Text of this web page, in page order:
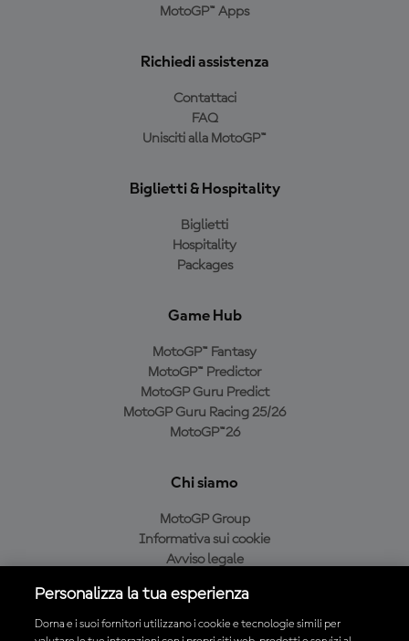
MotoGP™ Apps
Richiedi assistenza
Contattaci
FAQ
Unisciti alla MotoGP™
Biglietti & Hospitality
Biglietti
Hospitality
Packages
Game Hub
MotoGP™ Fantasy
MotoGP™ Predictor
MotoGP Guru Predict
MotoGP Guru Racing 25/26
MotoGP™26
Chi siamo
MotoGP Group
Informativa sui cookie
Avviso legale
Condizioni di acquisto
Personalizza la tua esperienza
Dorna e i suoi fornitori utilizzano i cookie e tecnologie simili per